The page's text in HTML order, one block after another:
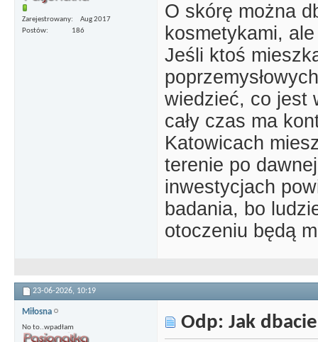
Zarejestrowany
Aug 2017
Postów
186
O skórę można
kosmetykami,
Jeśli ktoś
wiedzieć, co jest
cały czas ma
Katowicach
terenie po
inwestycjach
badania, bo
otoczeniu będą
23-06-2026, 10:19
Miłosna
No to..wpadłam Odp: Jak